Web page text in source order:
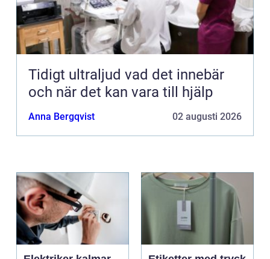
Tidigt ultraljud vad det innebär
och när det kan vara till hjälp
Anna Bergqvist 02 augusti 2026